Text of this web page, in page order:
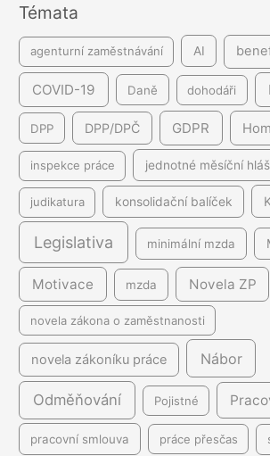
íTémata
agenturní zaměstnávání AI
COVID-19 Daně dohodáři
DPP DPP/DPČ GDPR
inspekce práce jednotné měsíční
judikatura konsolidační balíček
Legislativa minimální mzda
Motivace mzda Novela ZP
novela zákona o zaměstnanosti
novela zákoníku práce Nábor
Odměňování Pojistné
pracovní smlouva práce přesčas